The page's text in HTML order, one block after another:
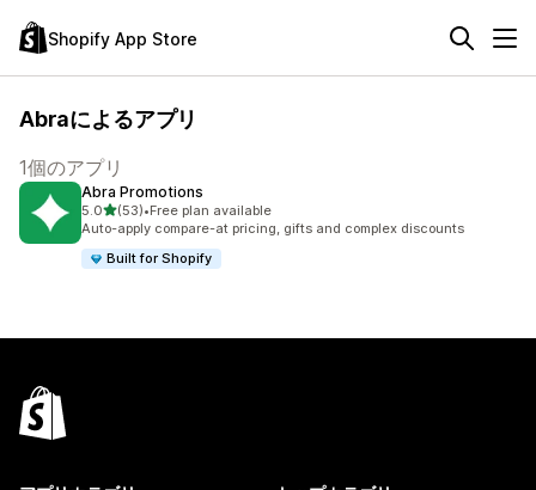
Shopify App Store
Abraによるアプリ
1個のアプリ
Abra Promotions
5.05つ星中
(53)
合計レビュー数：53件
•Free plan available
Auto-apply compare-at pricing, gifts and complex discounts
Built for Shopify